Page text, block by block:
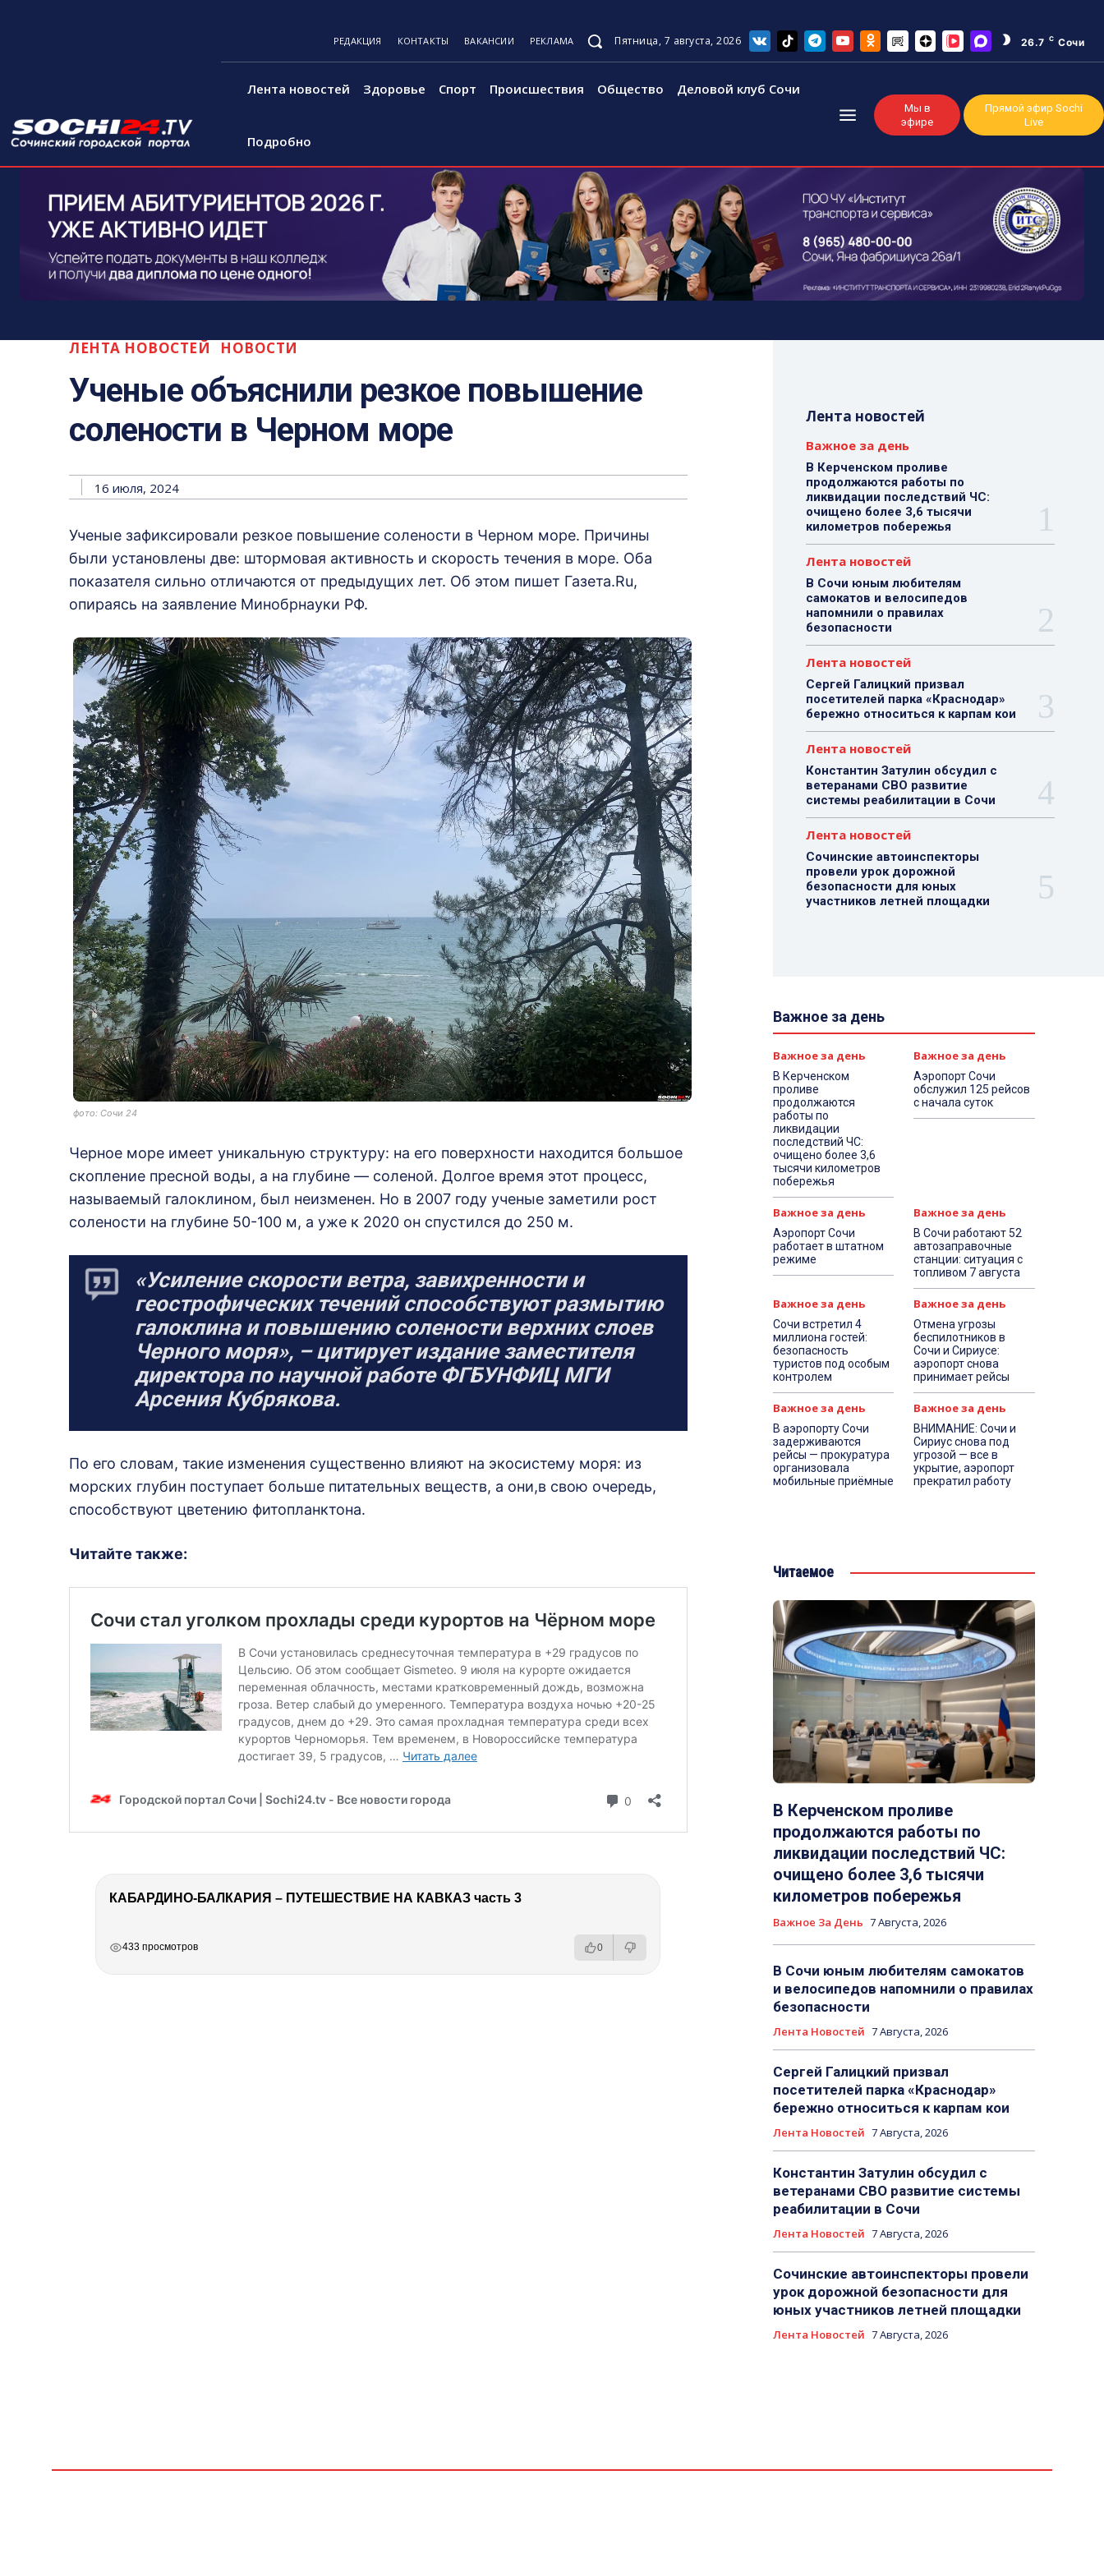
РЕДАКЦИЯ КОНТАКТЫ ВАКАНСИИ РЕКЛАМА Пятница, 7 августа, 2026 26.7 C Сочи
Лента новостей Здоровье Спорт Происшествия Общество Деловой клуб Сочи
Подробно
Мы в
эфире
Прямой эфир Sochi
Live
ЛЕНТА НОВОСТЕЙ НОВОСТИ
Ученые объяснили резкое повышение
солености в Черном море
16 июля, 2024
Ученые зафиксировали резкое повышение солености в Черном море. Причины
были установлены две: штормовая активность и скорость течения в море. Оба
показателя сильно отличаются от предыдущих лет. Об этом пишет Газета.Ru,
опираясь на заявление Минобрнауки РФ.
фото: Сочи 24
Черное море имеет уникальную структуру: на его поверхности находится большое
скопление пресной воды, а на глубине — соленой. Долгое время этот процесс,
называемый галоклином, был неизменен. Но в 2007 году ученые заметили рост
солености на глубине 50-100 м, а уже к 2020 он спустился до 250 м.
«Усиление скорости ветра, завихренности и
геострофических течений способствуют размытию
галоклина и повышению солености верхних слоев
Черного моря», – цитирует издание заместителя
директора по научной работе ФГБУНФИЦ МГИ
Арсения Кубрякова.
По его словам, такие изменения существенно влияют на экосистему моря: из
морских глубин поступает больше питательных веществ, а они,в свою очередь,
способствуют цветению фитопланктона.
Читайте также:
КАБАРДИНО-БАЛКАРИЯ – ПУТЕШЕСТВИЕ НА КАВКАЗ часть 3
433 просмотров 0
Лента новостей
Важное за день
В Керченском проливе
продолжаются работы по
ликвидации последствий ЧС:
очищено более 3,6 тысячи
километров побережья
Лента новостей
В Сочи юным любителям
самокатов и велосипедов
напомнили о правилах
безопасности
Лента новостей
Сергей Галицкий призвал
посетителей парка «Краснодар»
бережно относиться к карпам кои
Лента новостей
Константин Затулин обсудил с
ветеранами СВО развитие
системы реабилитации в Сочи
Лента новостей
Сочинские автоинспекторы
провели урок дорожной
безопасности для юных
участников летней площадки
Важное за день
Важное за день
В Керченском
проливе
продолжаются
работы по
ликвидации
последствий ЧС:
очищено более 3,6
тысячи километров
побережья
Важное за день
Аэропорт Сочи
обслужил 125 рейсов
с начала суток
Важное за день
Аэропорт Сочи
работает в штатном
режиме
Важное за день
В Сочи работают 52
автозаправочные
станции: ситуация с
топливом 7 августа
Важное за день
Сочи встретил 4
миллиона гостей:
безопасность
туристов под особым
контролем
Важное за день
Отмена угрозы
беспилотников в
Сочи и Сириусе:
аэропорт снова
принимает рейсы
Важное за день
В аэропорту Сочи
задерживаются
рейсы — прокуратура
организовала
мобильные приёмные
Важное за день
ВНИМАНИЕ: Сочи и
Сириус снова под
угрозой — все в
укрытие, аэропорт
прекратил работу
Читаемое
В Керченском проливе
продолжаются работы по
ликвидации последствий ЧС:
очищено более 3,6 тысячи
километров побережья
Важное За День 7 Августа, 2026
В Сочи юным любителям самокатов
и велосипедов напомнили о правилах
безопасности
Лента Новостей 7 Августа, 2026
Сергей Галицкий призвал
посетителей парка «Краснодар»
бережно относиться к карпам кои
Лента Новостей 7 Августа, 2026
Константин Затулин обсудил с
ветеранами СВО развитие системы
реабилитации в Сочи
Лента Новостей 7 Августа, 2026
Сочинские автоинспекторы провели
урок дорожной безопасности для
юных участников летней площадки
Лента Новостей 7 Августа, 2026